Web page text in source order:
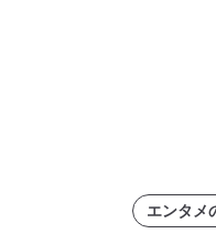
エンタメ